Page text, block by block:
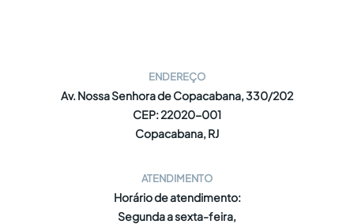
ENDEREÇO
Av. Nossa Senhora de Copacabana, 330/202
CEP: 22020-001
Copacabana, RJ
ATENDIMENTO
Horário de atendimento:
Segunda a sexta-feira,